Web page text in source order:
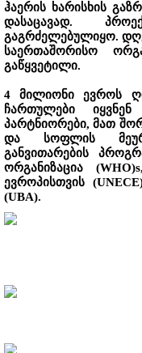
ჰაერის ხარისხის
დასაცავად.
გაგრძელებულიყო.
საერთაშორისო
გაწყვეტილი.
4 მილიონი ევროს
ჩართულები
პარტნიორები, მათ
და სოფლის
განვითარების
ორგანიზაცია
ევროპისთვის
(UBA).